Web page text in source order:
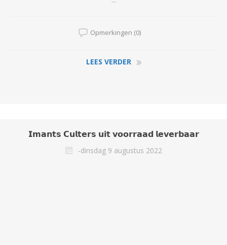
Opmerkingen (0)
LEES VERDER
𝗜𝗺𝗮𝗻𝘁𝘀 𝗖𝘂𝗹𝘁𝗲𝗿𝘀 𝘂𝗶𝘁 𝘃𝗼𝗼𝗿𝗿𝗮𝗮𝗱 𝗹𝗲𝘃𝗲𝗿𝗯𝗮𝗮𝗿
-dinsdag 9 augustus 2022